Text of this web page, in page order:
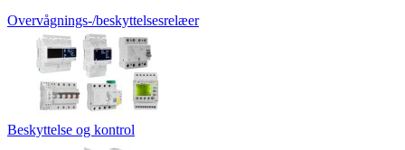
Overvågnings-/beskyttelsesrelæer
Beskyttelse og kontrol